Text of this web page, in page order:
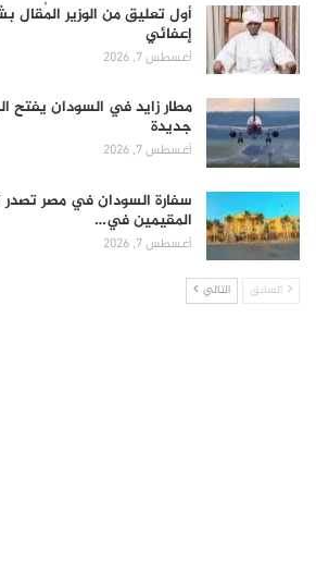
أول تعليق من الوزير المُقال
إعفائي
أغسطس 7, 2026
مطار زايد في السودان يفتح
جديدة
أغسطس 7, 2026
سفارة السودان في مصر تصدر
المقيمين في…
أغسطس 7, 2026
السابق التالي